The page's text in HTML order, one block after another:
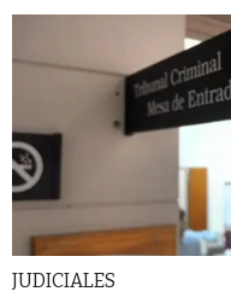
JUDICIALES